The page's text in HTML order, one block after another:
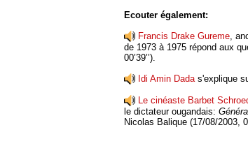
Ecouter également:
Francis Drake Gureme,
de 1973 à 1975 répond aux
00’39’’).
Idi Amin Dadas'explique
Le cinéaste Barbet
le dictateur ougandais:
Nicolas Balique (17/08/2003,